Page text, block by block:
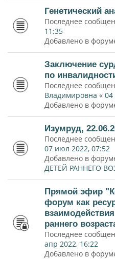
Генетический
Последнее
11:35
Добавлено в
Заключение
по
Последнее
Владимировна « 04
Добавлено в
Изумруд,
Последнее
07 июл 2022, 07:52
Добавлено в
ДЕТЕЙ РАННЕГО
Прямой эфир
форум как
раннего
Последнее
апр 2022, 16:22
Добавлено в